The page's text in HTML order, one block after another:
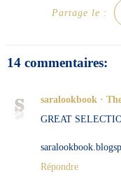
Partage le :
14 commentaires:
saralookbook ·
GREAT
Répondre